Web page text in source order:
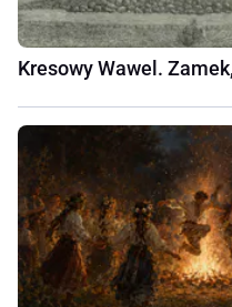
Kresowy Wawel.